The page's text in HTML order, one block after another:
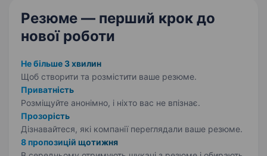
Резюме — перший крок до
нової роботи
Не більше 3 хвилин
Щоб створити та розмістити ваше резюме.
Приватність
Розміщуйте анонімно, і ніхто вас не впізнає.
Прозорість
Дізнавайтеся, які компанії переглядали ваше резюме.
8 пропозицій щотижня